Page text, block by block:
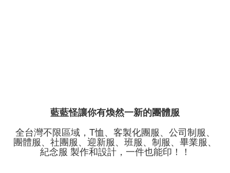
藍藍怪讓你有煥然一新的團體服
全台灣不限區域，T恤、客製化團服、公司制服、
團體服、社團服、迎新服、班服、制服、畢業服、
紀念服 製作和設計，一件也能印！！